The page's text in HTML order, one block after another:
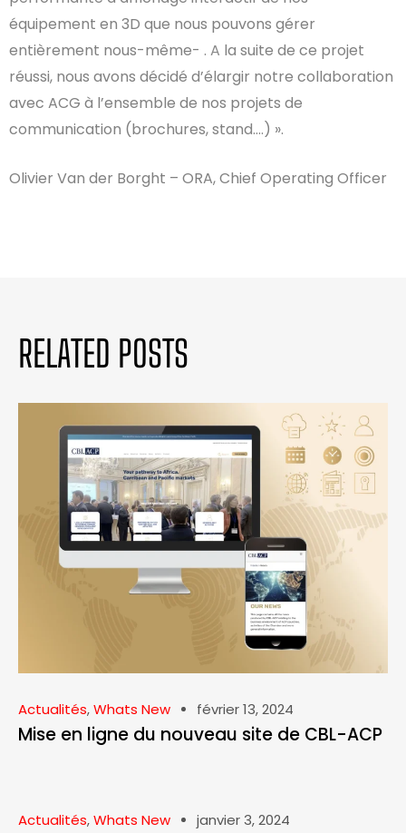
équipement en 3D que nous pouvons gérer
entièrement nous-même- . A la suite de ce projet
réussi, nous avons décidé d’élargir notre collaboration
avec ACG à l’ensemble de nos projets de
communication (brochures, stand….) ».
Olivier Van der Borght – ORA, Chief Operating Officer
RELATED POSTS
Actualités,Whats New février 13, 2024
Mise en ligne du nouveau site de CBL-ACP
Actualités,Whats New janvier 3, 2024